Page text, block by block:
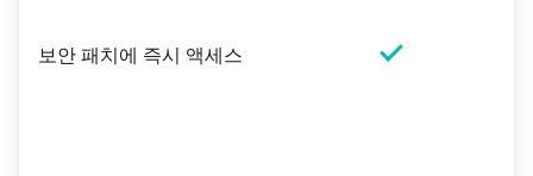
보안 패치에 즉시 액세스